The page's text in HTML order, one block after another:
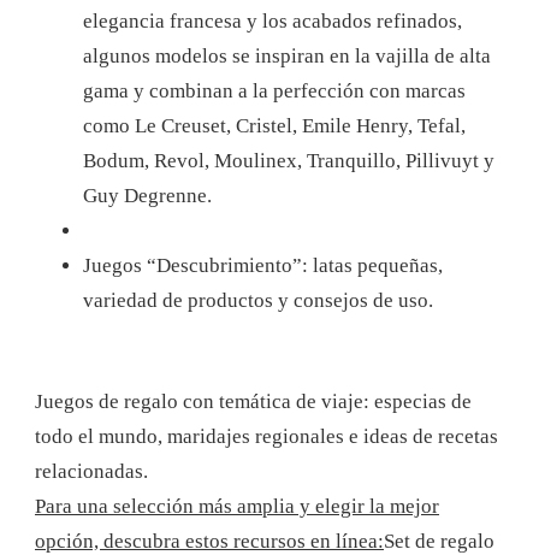
elegancia francesa y los acabados refinados,
algunos modelos se inspiran en la vajilla de alta
gama y combinan a la perfección con marcas
como Le Creuset, Cristel, Emile Henry, Tefal,
Bodum, Revol, Moulinex, Tranquillo, Pillivuyt y
Guy Degrenne.
Juegos “Descubrimiento”: latas pequeñas,
variedad de productos y consejos de uso.
Juegos de regalo con temática de viaje: especias de
todo el mundo, maridajes regionales e ideas de recetas
relacionadas.
Para una selección más amplia y elegir la mejor
opción, descubra estos recursos en línea:Set de regalo